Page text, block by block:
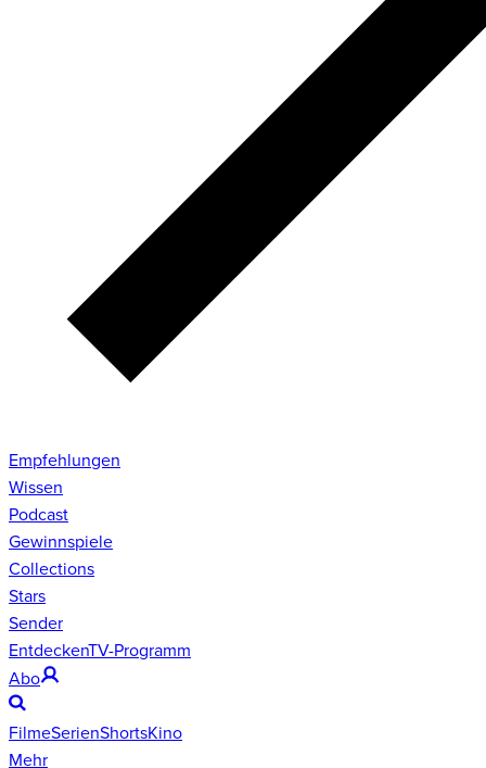
Empfehlungen
Wissen
Podcast
Gewinnspiele
Collections
Stars
Sender
EntdeckenTV-Programm
Abo
FilmeSerienShortsKino
Mehr